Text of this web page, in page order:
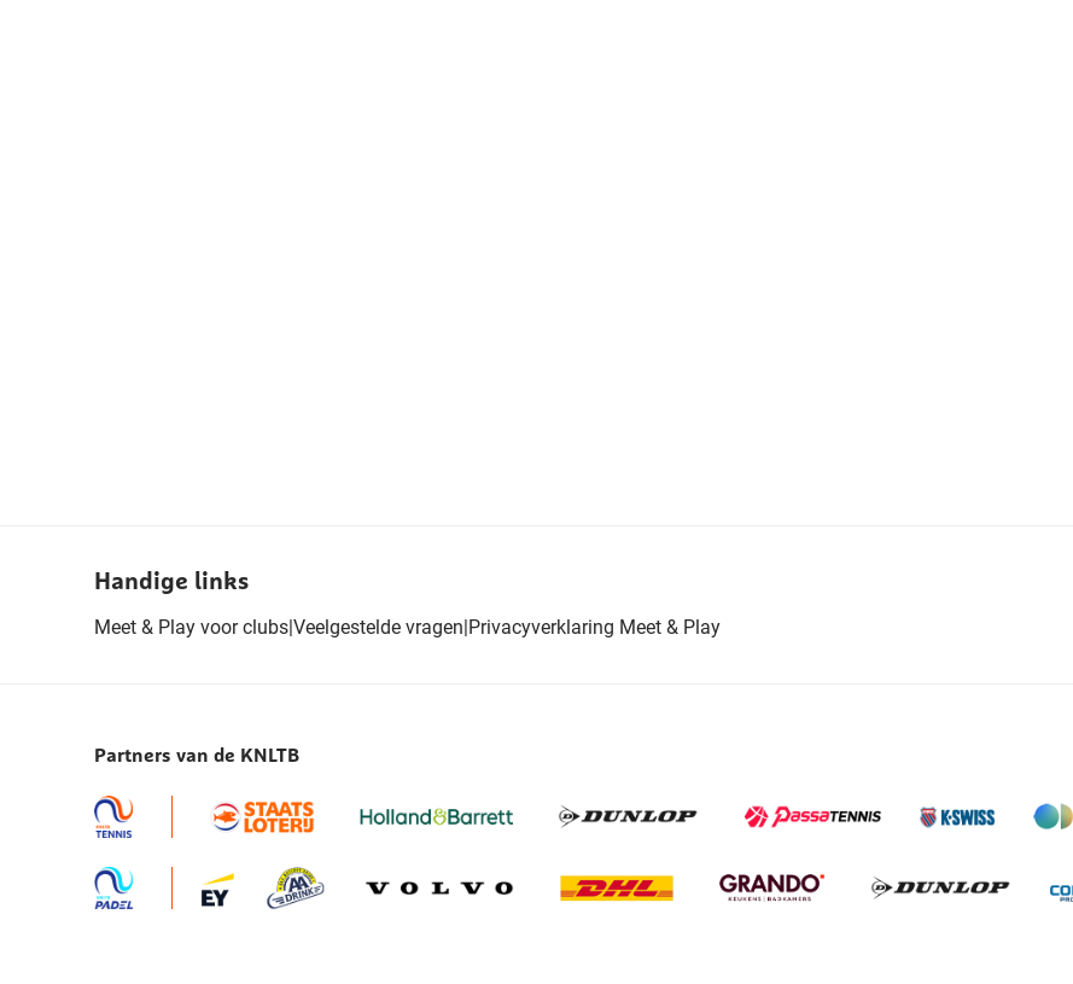
Handige links
Meet & Play voor clubs|Veelgestelde vragen|Privacyverklaring Meet & Play
Partners van de KNLTB